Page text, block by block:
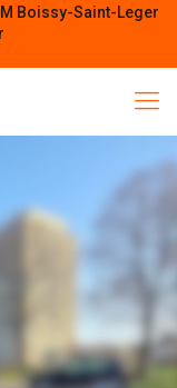
Boissy-Saint-Leger